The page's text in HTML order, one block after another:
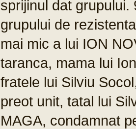
sprijinul dat
grupului de
mai mic a lui ION
taranca, mama lui
fratele lui Silviu
preot unit, tatal lui
MAGA, condamnat